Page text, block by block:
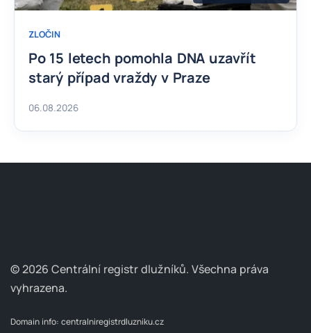
ZLOČIN
Po 15 letech pomohla DNA uzavřít
starý případ vraždy v Praze
06.08.2026
© 2026 Centrální registr dlužníků. Všechna práva
vyhrazena.
Domain info: centralniregistrdluzniku.cz